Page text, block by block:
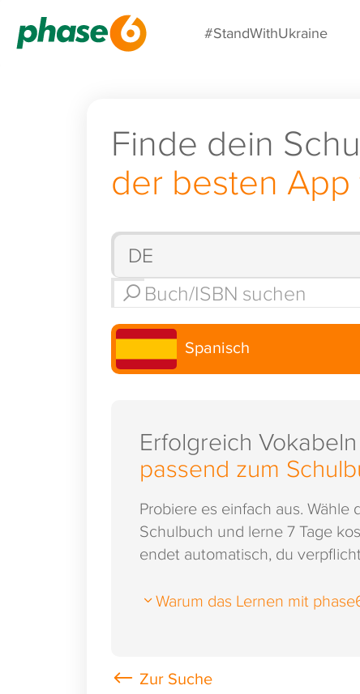
#StandWithUkraine
Finde dein
der besten
Spanisch
Erfolgreich
passend zum
Probiere es einfach aus. Wähle
Schulbuch und lerne 7 Tage
endet automatisch, du
Warum das Lernen mit